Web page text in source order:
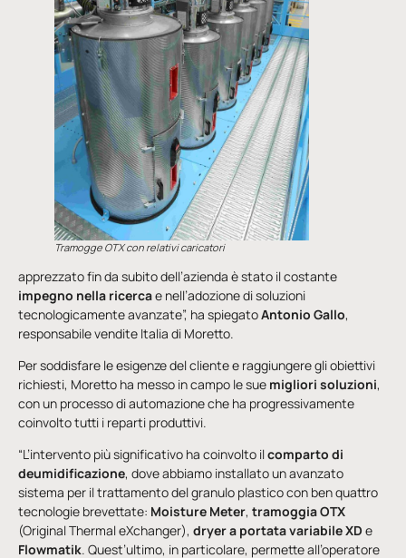
Tramogge OTX con relativi caricatori
apprezzato fin da subito dell’azienda è stato il costante
impegno nella ricercae nell’adozione di soluzioni
tecnologicamente avanzate”, ha spiegatoAntonio Gallo,
responsabile vendite Italia di Moretto.
Per soddisfare le esigenze del cliente e raggiungere gli obiettivi
richiesti, Moretto ha messo in campo le sue migliori soluzioni,
con un processo di automazione che ha progressivamente
coinvolto tutti i reparti produttivi.
“L’intervento più significativo ha coinvolto ilcomparto di
deumidificazione, dove abbiamo installato un avanzato
sistema per il trattamento del granulo plastico con ben quattro
tecnologie brevettate: Moisture Meter, tramoggia OTX
(Original Thermal eXchanger), dryer a portata variabileXD e
Flowmatik. Quest’ultimo, in particolare, permette all’operatore